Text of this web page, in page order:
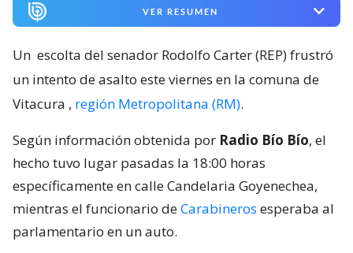
VER RESUMEN
Un escolta del senador Rodolfo Carter (REP) frustró
un intento de asalto este viernes en la comuna de
Vitacura , región Metropolitana (RM).
Según información obtenida por Radio Bío Bío, el
hecho tuvo lugar pasadas la 18:00 horas
específicamente en calle Candelaria Goyenechea,
mientras el funcionario deCarabineros esperaba al
parlamentario en un auto.